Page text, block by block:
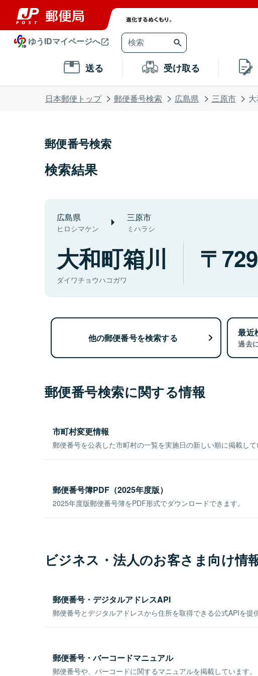
ゆうIDマイページへ
送る 受け取る
日本郵便トップ 郵便番号検索 広島県 三原市
郵便番号検索
検索結果
広島県
ヒロシマケン
三原市
ミハラシ
大和町箱川
ダイワチョウハコガワ
他の郵便番号を検索する 最近
過去
郵便番号検索に関する情報
市町村変更情報
郵便番号を公表した市町村の一覧を実施日の新しい順に掲載して
郵便番号簿PDF（2025年度版）
2025年度版郵便番号簿をPDF形式でダウンロードできます。
ビジネス・法人のお客さま向け情
郵便番号・デジタルアドレスAPI
郵便番号とデジタルアドレスから住所を取得できる公式APIを提供
郵便番号・バーコードマニュアル
郵便番号や、バーコードに関するマニュアルを掲載しています。